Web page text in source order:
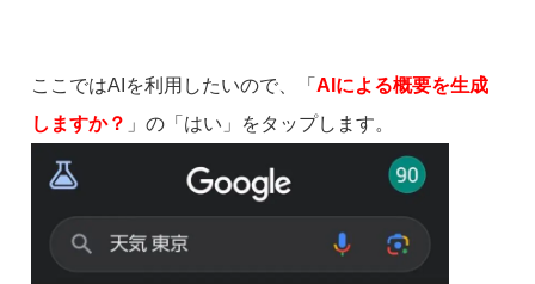
ここではAIを利用したいので、「 AIによる概要を生成
しますか？ 」の「はい」をタップします。